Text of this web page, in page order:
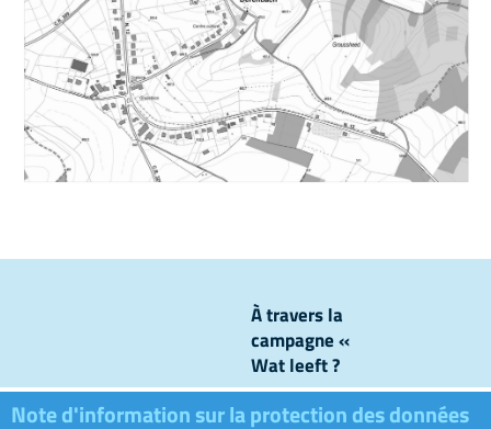
Note d'information sur la protection des données
À travers la
campagne «
Wat leeft ?
», nous
levons le